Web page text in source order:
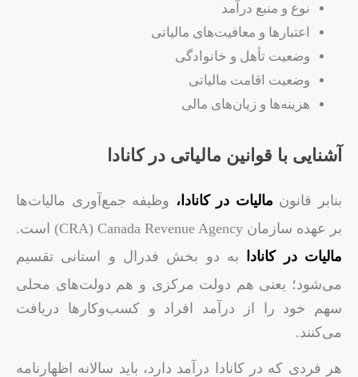
نوع و منبع درآمد
اعتبارها و معافیت‌های مالیاتی
وضعیت تأهل و خانوادگی
وضعیت اقامت مالیاتی
هزینه‌ها و زیان‌های مالی
آشنایی با قوانین مالیاتی در کانادا
بنابر قانون مالیات در کانادا، وظیفه جمع‌آوری مالیات‌ها
بر عهده سازمان CRA) Canada Revenue Agency) است.
مالیات در کانادا
به دو بخش فدرال و استانی تقسیم
می‌شود؛ یعنی هم دولت مرکزی و هم دولت‌های محلی
سهم خود را از درآمد افراد و کسب‌وکارها دریافت
می‌کنند.
هر فردی که در کانادا درآمد دارد، باید سالانه اظهارنامه